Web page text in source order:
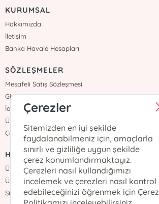
KURUMSAL
Hakkımızda
İletişim
Banka Havale Hesapları
SÖZLEŞMELER
Mesafeli Satış Sözleşmesi
Gizlilik Sözleşmesi
İade ve Teslimat
Üyelik Sözleşmesi
Çerez Politikası
HIZLI ERİŞİM
Üye Ol
Üye Girişi
Sipariş Takip
Çerezler
Sitemizden en iyi şekilde
faydalanabilmeniz için, amaçlarla
sınırlı ve gizliliğe uygun şekilde
çerez konumlandırmaktayız.
Çerezleri nasıl kullandığımızı
incelemek ve çerezleri nasıl kontrol
edebileceğinizi öğrenmek için Çerez